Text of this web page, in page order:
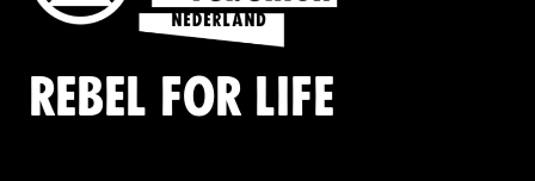
Rebel for life